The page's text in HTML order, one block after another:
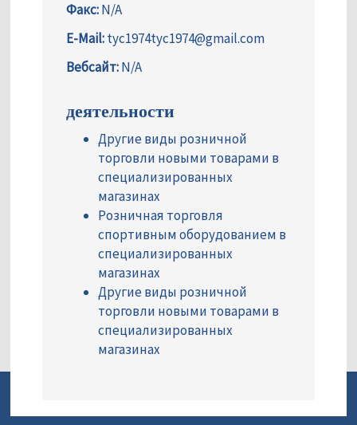
Факс:N/A
E-Mail:tyc1974tyc1974@gmail.com
Вебсайт:N/A
деятельности
Другие виды розничной
торговли новыми товарами в
специализированных
магазинах
Розничная торговля
спортивным оборудованием в
специализированных
магазинах
Другие виды розничной
торговли новыми товарами в
специализированных
магазинах